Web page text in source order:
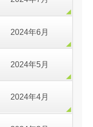
2024年6月
2024年5月
2024年4月